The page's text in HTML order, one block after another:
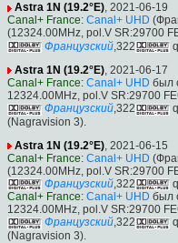
Astra 1N (19.2°E), 2021-06-19
Canal+ France: Canal+ UHD
(12324.00MHz, pol.V SR:29700
Французский ,322
Astra 1N (19.2°E), 2021-06-17
Canal+ France: Canal+ UHD был
12324.00MHz, pol.V SR:29700
Французский,322
(Nagravision 3).
Astra 1N (19.2°E) , 2021-06-15
Canal+ France: Canal+ UHD
(12324.00MHz, pol.V SR:29700
Французский,322
Canal+ France: Canal+ UHD был
12324.00MHz, pol.V SR:29700
Французский,322
(Nagravision 3).